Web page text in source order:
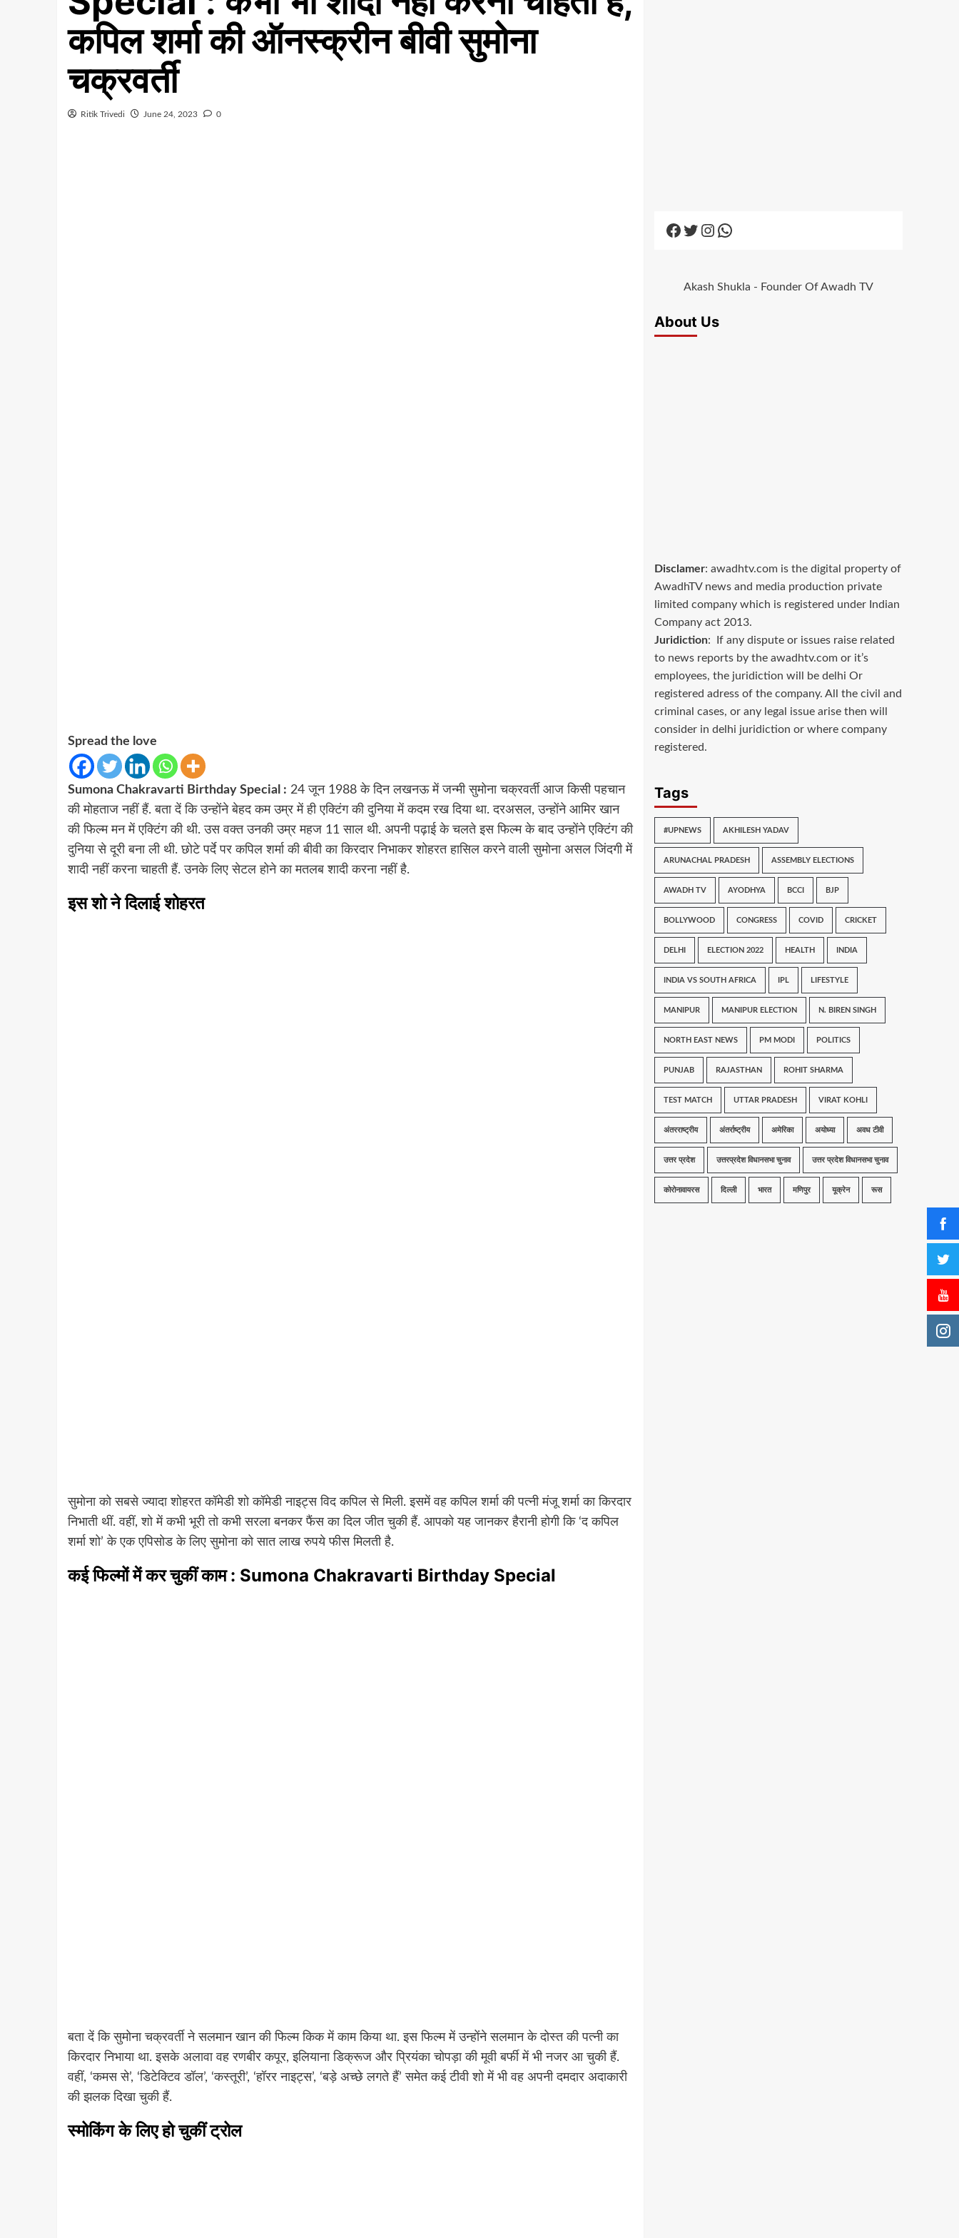
कपिल शर्मा की ऑनस्क्रीन बीवी सुमोना
चक्रवर्ती
Ritik Trivedi June 24, 2023 0
Spread the love
Sumona Chakravarti Birthday Special : 24 जून 1988 के दिन लखनऊ में जन्मी सुमोना चक्रवर्ती आज किसी पहचान
की मोहताज नहीं हैं. बता दें कि उन्होंने बेहद कम उम्र में ही एक्टिंग की दुनिया में कदम रख दिया था. दरअसल, उन्होंने आमिर खान
की फिल्म मन में एक्टिंग की थी. उस वक्त उनकी उम्र महज 11 साल थी. अपनी पढ़ाई के चलते इस फिल्म के बाद उन्होंने एक्टिंग की
दुनिया से दूरी बना ली थी. छोटे पर्दे पर कपिल शर्मा की बीवी का किरदार निभाकर शोहरत हासिल करने वाली सुमोना असल जिंदगी में
शादी नहीं करना चाहती हैं. उनके लिए सेटल होने का मतलब शादी करना नहीं है.
इस शो ने दिलाई शोहरत
सुमोना को सबसे ज्यादा शोहरत कॉमेडी शो कॉमेडी नाइट्स विद कपिल से मिली. इसमें वह कपिल शर्मा की पत्नी मंजू शर्मा का किरदार
निभाती थीं. वहीं, शो में कभी भूरी तो कभी सरला बनकर फैंस का दिल जीत चुकी हैं. आपको यह जानकर हैरानी होगी कि ‘द कपिल
शर्मा शो’ के एक एपिसोड के लिए सुमोना को सात लाख रुपये फीस मिलती है.
कई फिल्मों में कर चुकीं काम : Sumona Chakravarti Birthday Special
बता दें कि सुमोना चक्रवर्ती ने सलमान खान की फिल्म किक में काम किया था. इस फिल्म में उन्होंने सलमान के दोस्त की पत्नी का
किरदार निभाया था. इसके अलावा वह रणबीर कपूर, इलियाना डिक्रूज और प्रियंका चोपड़ा की मूवी बर्फी में भी नजर आ चुकी हैं.
वहीं, ‘कमस से’, ‘डिटेक्टिव डॉल’, ‘कस्तूरी’, ‘हॉरर नाइट्स’, ‘बड़े अच्छे लगते हैं’ समेत कई टीवी शो में भी वह अपनी दमदार अदाकारी
की झलक दिखा चुकी हैं.
स्मोकिंग के लिएहो चुकींट्रोल
Facebook
Twitter
Instagram
WhatsApp
Akash Shukla - Founder Of Awadh TV
About Us
Disclamer: awadhtv.com is the digital property of
AwadhTV news and media production private
limited company which is registered under Indian
Company act 2013.
Juridiction: If any dispute or issues raise related
to news reports by the awadhtv.com or it’s
employees, the juridiction will be delhi Or
registered adress of the company. All the civil and
criminal cases, or any legal issue arise then will
consider in delhi juridiction or where company
registered.
Tags
#UPNEWS AKHILESH YADAV
ARUNACHAL PRADESH ASSEMBLY ELECTIONS
AWADH TV AYODHYA BCCI BJP
BOLLYWOOD CONGRESS COVID CRICKET
DELHI ELECTION 2022 HEALTH INDIA
INDIA VS SOUTH AFRICA IPL LIFESTYLE
MANIPUR MANIPUR ELECTION N. BIREN SINGH
NORTH EAST NEWS PM MODI POLITICS
PUNJAB RAJASTHAN ROHIT SHARMA
TEST MATCH UTTAR PRADESH VIRAT KOHLI
अंतरराष्ट्रीय अंतर्राष्ट्रीय अमेरिका अयोध्या अवध टीवी
उत्तर प्रदेश उत्तरप्रदेश विधानसभा चुनाव उत्तर प्रदेश विधानसभा चुनाव
कोरोनावायरस दिल्ली भारत मणिपुर यूक्रेन रूस